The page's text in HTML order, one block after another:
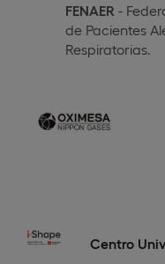
FENAER -
de Pacientes
Respiratorias.
Centro